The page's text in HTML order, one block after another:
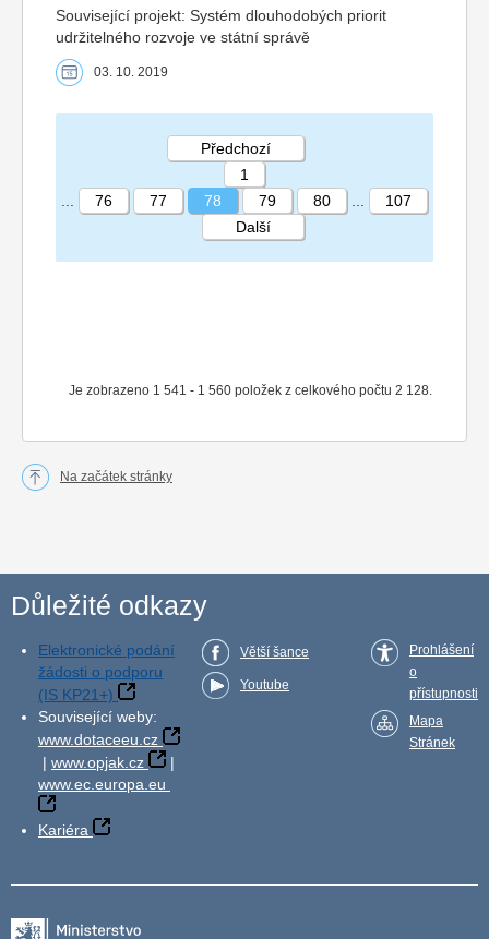
Související projekt: Systém dlouhodobých priorit
udržitelného rozvoje ve státní správě
03. 10. 2019
STRÁNKA 78 107
Je zobrazeno 1 541 - 1 560 položek z celkového počtu 2 128.
Předchozí
1
76 77 78 79 80
107
Další
Na začátek stránky
Důležité odkazy
Elektronické podání
žádosti o podporu
(IS KP21+)
Související weby:
www.dotaceeu.cz
| www.opjak.cz
|
www.ec.europa.eu
Kariéra
Větší šance
Youtube
Prohlášení
o
přístupnosti
Mapa
Stránek